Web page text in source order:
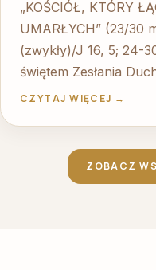
„KOŚCIÓŁ, KTÓRY
UMARŁYCH” (23/30
(zwykły)/J 16, 5; 24-
świętem Zesłania
CZYTAJ WIĘCEJ →
ZOBACZ